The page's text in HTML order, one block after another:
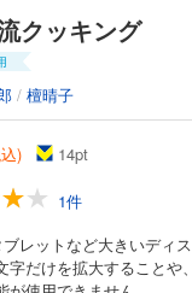
クッキング
/ 檀晴子
) 14pt
1件
レットなど大きいディ
字だけを拡大することや